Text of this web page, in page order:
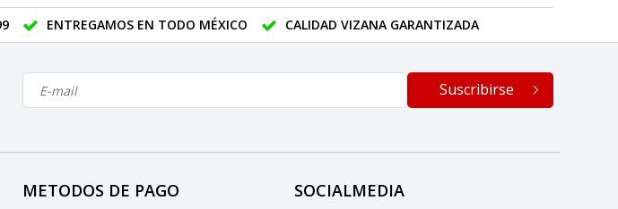
ENTREGAMOS EN TODO MÉXICO CALIDAD VIZANA GARANTIZADA
Suscribirse
METODOS DE PAGO SOCIALMEDIA